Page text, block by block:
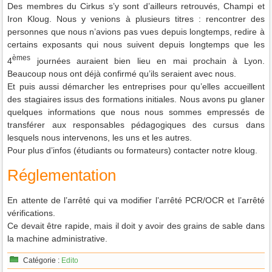
Des membres du Cirkus s’y sont d’ailleurs retrouvés, Champi et
Iron Kloug. Nous y venions à plusieurs titres : rencontrer des
personnes que nous n’avions pas vues depuis longtemps, redire à
certains exposants qui nous suivent depuis longtemps que les
4èmes
journées auraient bien lieu en mai prochain à Lyon.
Beaucoup nous ont déjà confirmé qu’ils seraient avec nous.
Et puis aussi démarcher les entreprises pour qu’elles accueillent
des stagiaires issus des formations initiales. Nous avons pu glaner
quelques informations que nous nous sommes empressés de
transférer aux responsables pédagogiques des cursus dans
lesquels nous intervenons, les uns et les autres.
Pour plus d’infos (étudiants ou formateurs) contacter notre kloug.
Réglementation
En attente de l’arrêté qui va modifier l’arrêté PCR/OCR et l’arrêté
vérifications.
Ce devait être rapide, mais il doit y avoir des grains de sable dans
la machine administrative.
Catégorie : Edito